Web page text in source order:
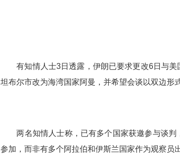
有知情人士3日透露，伊朗已要求更改6日与美
坦布尔市改为海湾国家阿曼，并希望会谈以双边形
两名知情人士称，已有多个国家获邀参与谈判
参加，而非有多个阿拉伯和伊斯兰国家作为观察员